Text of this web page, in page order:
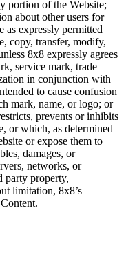
portion of the Website;
about other users for
as expressly permitted
copy, transfer, modify,
8x8 expressly agrees
service mark, trade
in conjunction with
to cause confusion
mark, name, or logo; or
prevents or inhibits
or which, as determined
or expose them to
damages, or
networks, or
party property,
limitation, 8x8’s